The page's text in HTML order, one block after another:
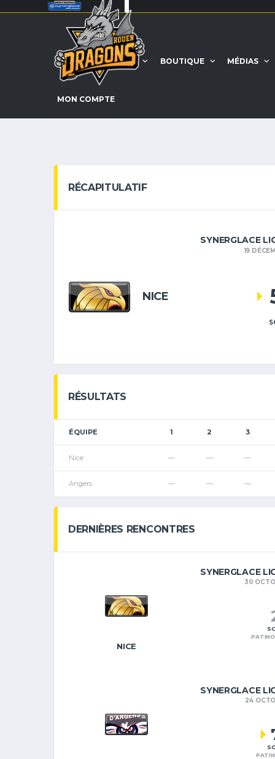
ACCUEIL EQUIPE BOUTIQUE MÉDIAS
MON COMPTE
RÉCAPITULATIF
SYNERGLACE
19
NICE
RÉSULTATS
ÉQUIPE 1 2 3
Nice — — —
Angers — — —
DERNIÈRES RENCONTRES
SYNERGLACE
30
NICE
SYNERGLACE
24